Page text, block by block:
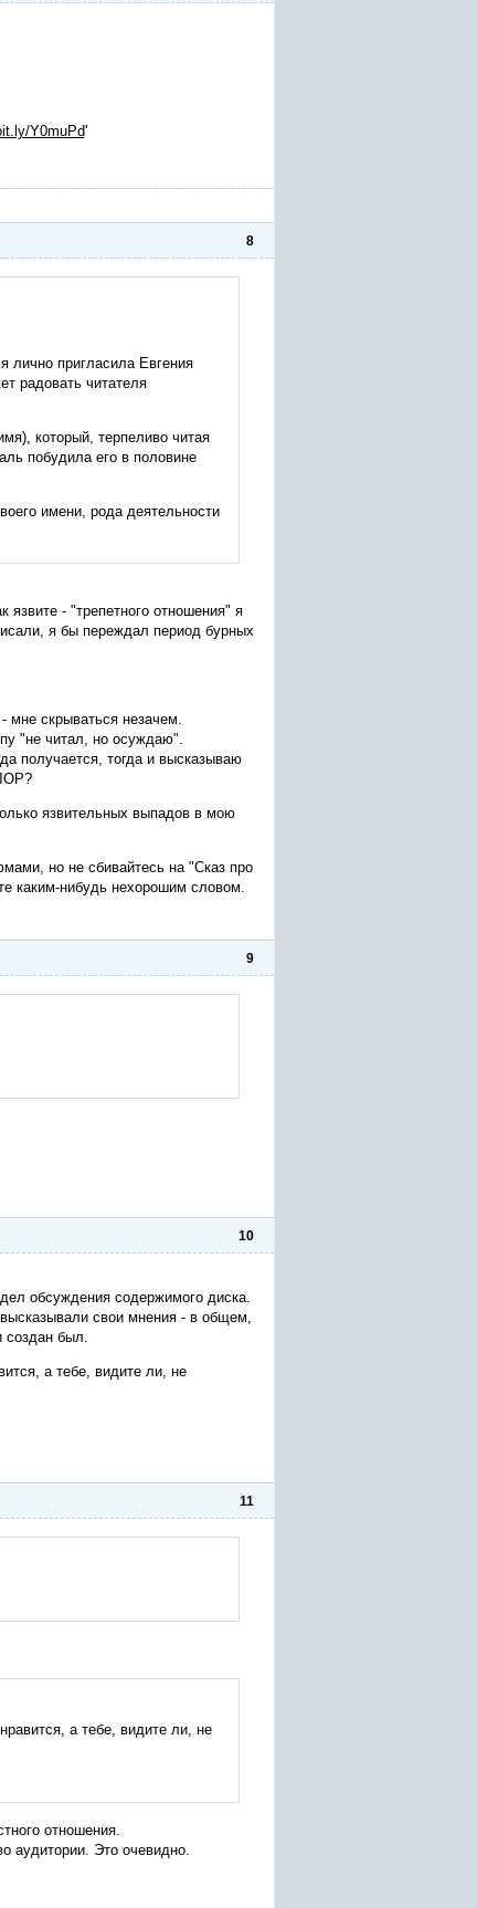
Y0muPd'
8
лично пригласила Евгения
радовать читателя
который, терпеливо читая
побудила его в половине
имени, рода деятельности
- "трепетного отношения" я
я бы переждал период бурных
мне скрываться незачем.
"не читал, но осуждаю".
получается, тогда и высказываю
язвительных выпадов в мою
но не сбивайтесь на "Сказ про
каким-нибудь нехорошим словом.
9
10
обсуждения содержимого диска.
свои мнения - в общем,
был.
а тебе, видите ли, не
11
а тебе, видите ли, не
отношения.
аудитории. Это очевидно.